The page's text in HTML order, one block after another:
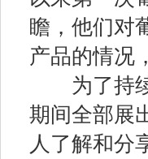
瞻，他们对
产品的情况
为了持续
期间全部展
人了解和分